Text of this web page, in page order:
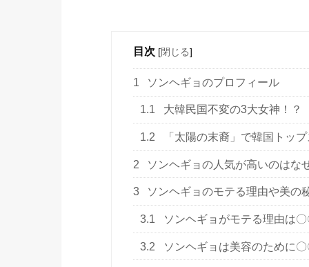
目次 [閉じる]
1 ソンヘギョのプロフィール
1.1 大韓民国不変の3大女神！？
1.2 「太陽の末裔」で韓国トッ
2 ソンヘギョの人気が高いのはな
3 ソンヘギョのモテる理由や美の
3.1 ソンヘギョがモテる理由は
3.2 ソンヘギョは美容のために